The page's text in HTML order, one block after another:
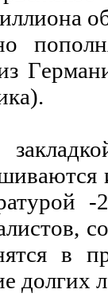
в
долгих